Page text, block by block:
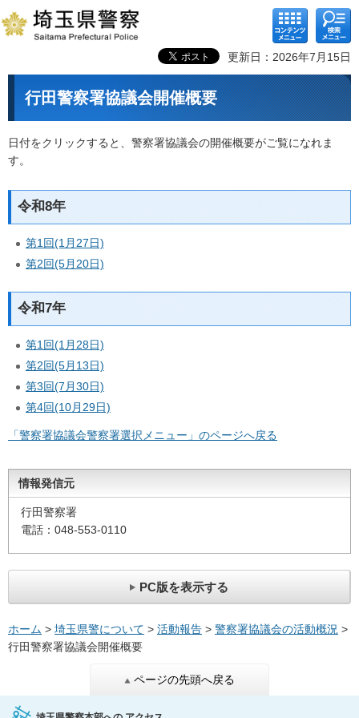
コンテ
ンツメ
ニュー
検索メ
ニュー
更新日：2026年7月15日
行田警察署協議会開催概要
日付をクリックすると、警察署協議会の開催概要がご覧になれま
す。
令和8年
第1回(1月27日)
第2回(5月20日)
令和7年
第1回(1月28日)
第2回(5月13日)
第3回(7月30日)
第4回(10月29日)
「警察署協議会警察署選択メニュー」のページへ戻る
情報発信元
行田警察署
電話：048-553-0110
PC版を表示する
ホーム > 埼玉県警について > 活動報告 > 警察署協議会の活動概況 >
行田警察署協議会開催概要
ページの先頭へ戻る